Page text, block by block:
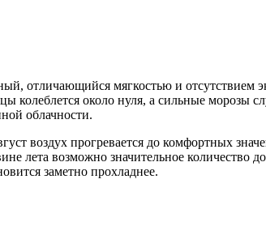
отличающийся мягкостью и отсутствием
колеблется около нуля, а сильные морозы
облачности.
воздух прогревается до комфортных
лета возможно значительное
заметно прохладнее.